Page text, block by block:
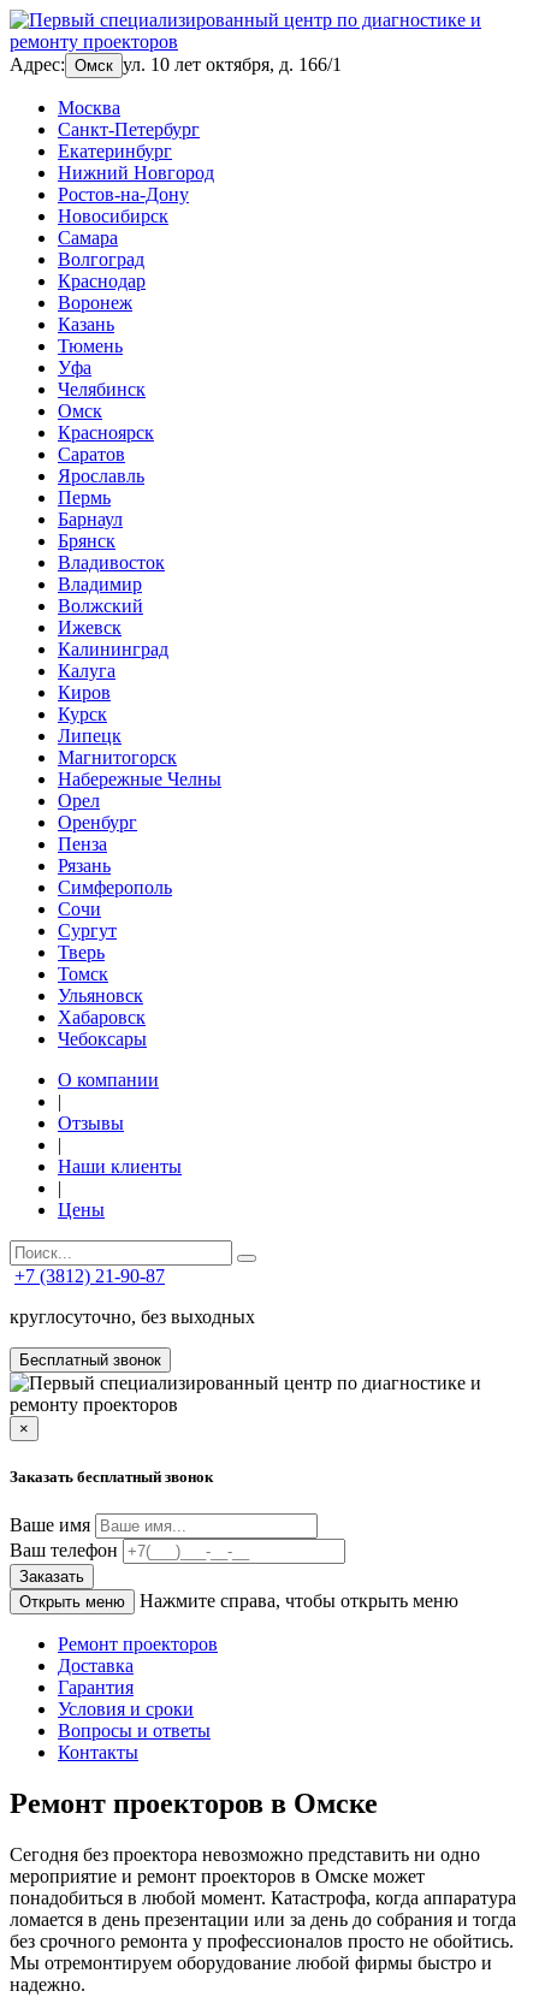
Адрес: Омск ул. 10 лет октября, д. 166/1
Москва
Санкт-Петербург
Екатеринбург
Нижний Новгород
Ростов-на-Дону
Новосибирск
Самара
Волгоград
Краснодар
Воронеж
Казань
Тюмень
Уфа
Челябинск
Омск
Красноярск
Саратов
Ярославль
Пермь
Барнаул
Брянск
Владивосток
Владимир
Волжский
Ижевск
Калининград
Калуга
Киров
Курск
Липецк
Магнитогорск
Набережные Челны
Орел
Оренбург
Пенза
Рязань
Симферополь
Сочи
Сургут
Тверь
Томск
Ульяновск
Хабаровск
Чебоксары
О компании
|
Отзывы
|
Наши клиенты
|
Цены
+7 (3812) 21-90-87
круглосуточно, без выходных
Бесплатный звонок
×
Заказать бесплатный звонок
Ваше имя
Ваш телефон
Заказать
Открыть меню
Нажмите справа, чтобы открыть меню
Ремонт проекторов
Доставка
Гарантия
Условия и сроки
Вопросы и ответы
Контакты
Ремонт проекторов в Омске
Сегодня без проектора невозможно представить ни одно
мероприятие и ремонт проекторов в Омске может
понадобиться в любой момент. Катастрофа, когда аппаратура
ломается в день презентации или за день до собрания и тогда
без срочного ремонта у профессионалов просто не обойтись.
Мы отремонтируем оборудование любой фирмы быстро и
надежно.